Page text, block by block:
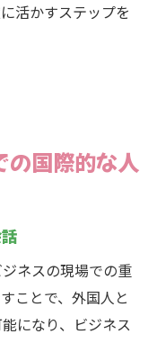
活かすステップを
の国際的な人
ネスの現場での重
ことで、外国人と
になり、ビジネス